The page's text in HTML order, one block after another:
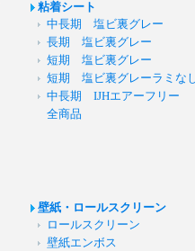
粘着シート
中長期 塩ビ裏グレー
長期 塩ビ裏グレー
短期 塩ビ裏グレー
短期 塩ビ裏グレーラミな
中長期 IJHエアーフリー
全商品
壁紙・ロールスクリーン
ロールスクリーン
壁紙エンボス